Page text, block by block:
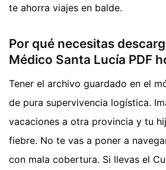
te ahorra viajes en balde.
Por qué necesitas
Médico Santa Lucía PDF
Tener el archivo guardado en el
de pura supervivencia logística.
vacaciones a otra provincia y tu
fiebre. No te vas a poner a
con mala cobertura. Si llevas el